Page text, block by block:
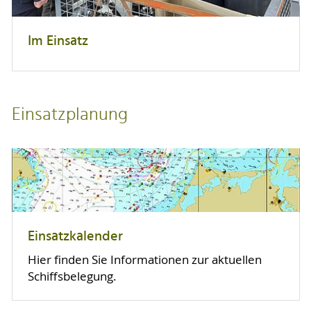
Im Einsatz
Einsatzplanung
Einsatzkalender
Hier finden Sie Informationen zur aktuellen
Schiffsbelegung.